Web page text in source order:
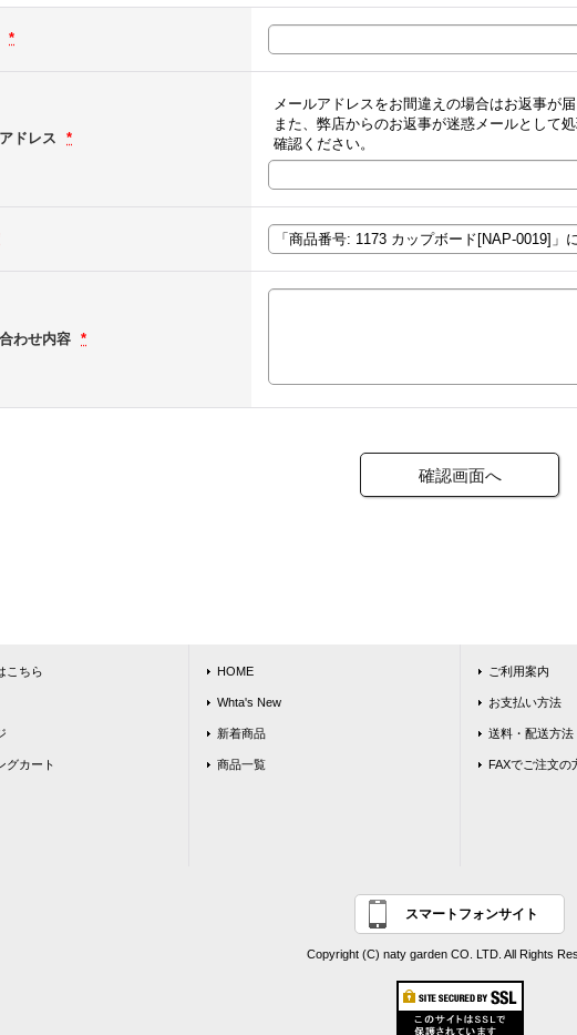
*
ドレス *
メールアドレスをお間違えの場合はお返事が
また、弊店からのお返事が迷惑メールとして
確認ください。
わせ内容 *
こちら
グカート
HOME
Whta's New
新着商品
商品一覧
ご利用案内
お支払い方法
送料・配送方法
FAXでご注文の
スマートフォンサイト
Copyright (C) naty garden CO. LTD. All Rights